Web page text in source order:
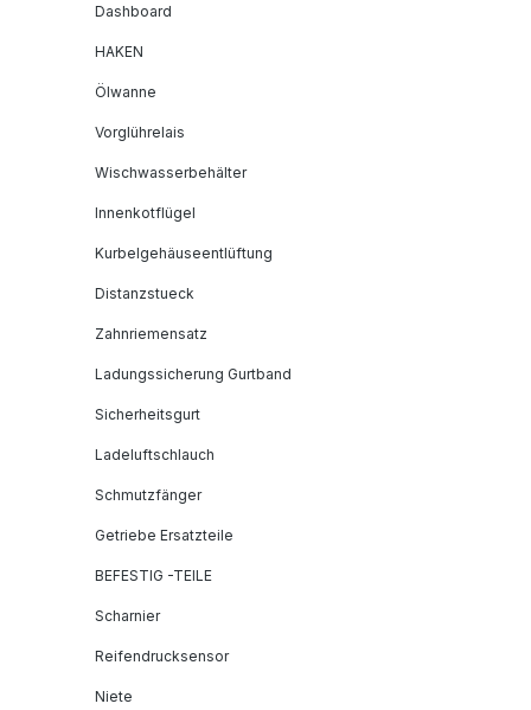
Dashboard
HAKEN
Ölwanne
Vorglührelais
Wischwasserbehälter
Innenkotflügel
Kurbelgehäuseentlüftung
Distanzstueck
Zahnriemensatz
Ladungssicherung Gurtband
Sicherheitsgurt
Ladeluftschlauch
Schmutzfänger
Getriebe Ersatzteile
BEFESTIG -TEILE
Scharnier
Reifendrucksensor
Niete